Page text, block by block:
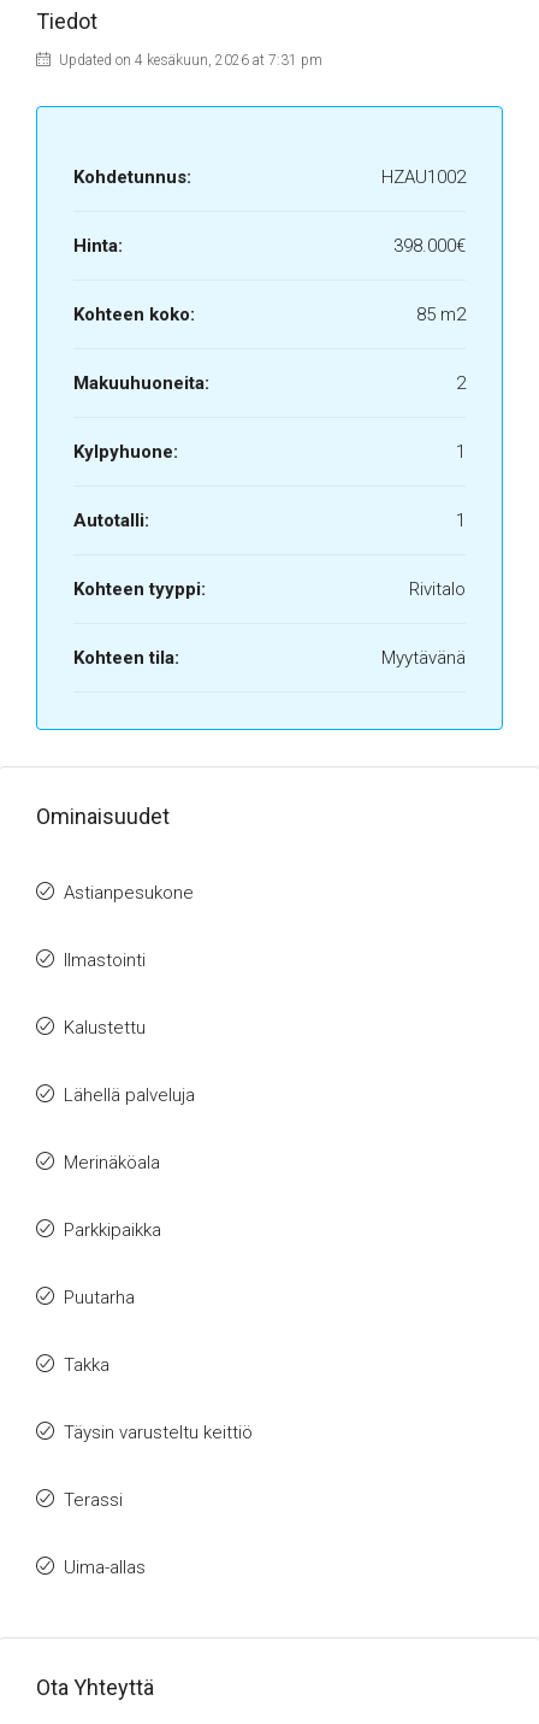
Tiedot
Updated on 4 kesäkuun, 2026 at 7:31 pm
Kohdetunnus: HZAU1002
Hinta: 398.000€
Kohteen koko: 85 m2
Makuuhuoneita: 2
Kylpyhuone: 1
Autotalli: 1
Kohteen tyyppi: Rivitalo
Kohteen tila: Myytävänä
Ominaisuudet
Astianpesukone
Ilmastointi
Kalustettu
Lähellä palveluja
Merinäköala
Parkkipaikka
Puutarha
Takka
Täysin varusteltu keittiö
Terassi
Uima-allas
Ota Yhteyttä